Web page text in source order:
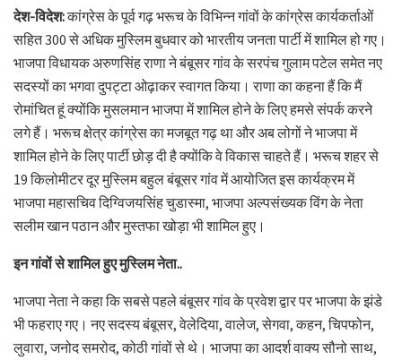
देश-विदेश:कांग्रेस के पूर्व गढ़ भरूच के विभिन्न गांवों के कांग्रेस कार्यकर्ताओं
सहित 300 से अधिक मुस्लिम बुधवार को भारतीय जनता पार्टी में शामिल हो गए।
भाजपा विधायक अरुणसिंह राणा ने बंबूसर गांव के सरपंच गुलाम पटेल समेत नए
सदस्यों का भगवा दुपट्टा ओढ़ाकर स्वागत किया। राणा का कहना हैं कि मैं
रोमांचित हूं क्योंकि मुसलमान भाजपा में शामिल होने के लिए हमसे संपर्क करने
लगे हैं। भरूच क्षेत्र कांग्रेस का मजबूत गढ़ था और अब लोगों ने भाजपा में
शामिल होने के लिए पार्टी छोड़ दी है क्योंकि वे विकास चाहते हैं। भरूच शहर से
19 किलोमीटर दूर मुस्लिम बहुल बंबूसर गांव में आयोजित इस कार्यक्रम में
भाजपा महासचिव दिग्विजयसिंह चुडास्मा, भाजपा अल्पसंख्यक विंग के नेता
सलीम खान पठान और मुस्तफा खोड़ा भी शामिल हुए।
इन गांवों से शामिल हुए मुस्लिम नेता..
भाजपा नेता ने कहा कि सबसे पहले बंबूसर गांव के प्रवेश द्वार पर भाजपा के झंडे
भी फहराए गए। नए सदस्य बंबूसर, वेलेदिया, वालेज, सेगवा, कहन, चिपफोन,
लुवारा, जनोद समरोद, कोठी गांवों से थे। भाजपा का आदर्श वाक्य सौनो साथ,